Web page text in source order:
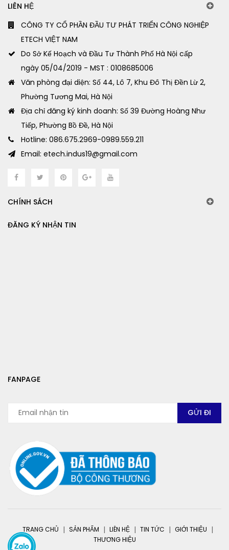
LIÊN HỆ
CÔNG TY CỔ PHẦN ĐẦU TƯ PHÁT TRIỂN CÔNG NGHIỆP
ETECH VIỆT NAM
Do Sở Kế Hoạch và Đầu Tư Thành Phố Hà Nội cấp
ngày 05/04/2019 - MST : 0108685006
Văn phòng đại diện: Số 44, Lô 7, Khu Đô Thị Đền Lừ 2,
Phường Tương Mai, Hà Nội
Địa chỉ đăng ký kinh doanh: Số 39 Đường Hoàng Như
Tiếp, Phường Bồ Đề, Hà Nội
Hotline: 086.675.2969-0989.559.211
Email: etech.indus19@gmail.com
CHÍNH SÁCH
ĐĂNG KÝ NHẬN TIN
FANPAGE
TRANG CHỦ SẢN PHẨM LIÊN HỆ TIN TỨC
GIỚI THIỆU
THƯƠNG HIỆU